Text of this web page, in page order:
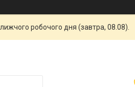
робочого дня (завтра, 08.08).